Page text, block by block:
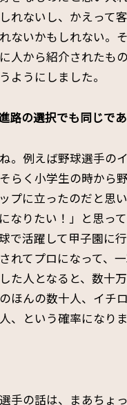
れないし、かえって
ないかもしれない。
人から紹介されたも
ようにしました。
進路の選択でも同じで
。例えば野球選手の
らく小学生の時から
プに立ったのだと思
なりたい！」と思っ
で活躍して甲子園に
れてプロになって、
た人となると、数十
ほんの数十人、イチ
、という確率になりま
手の話は、まあちょ